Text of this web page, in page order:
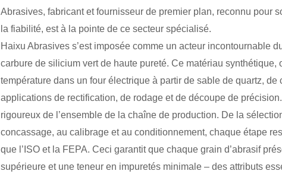
Abrasives, fabricant et fournisseur de premier plan, reconnu pour
la fiabilité, est à la pointe de ce secteur spécialisé.
Haixu Abrasives s’est imposée comme un acteur incontournable
carbure de silicium vert de haute pureté. Ce matériau
température dans un four électrique à partir de sable de quartz,
applications de rectification, de rodage et de découpe de
rigoureux de l’ensemble de la chaîne de production. De la
concassage, au calibrage et au conditionnement, chaque étape
que l’ISO et la FEPA. Ceci garantit que chaque grain d’abrasif
supérieure et une teneur en impuretés minimale – des attributs